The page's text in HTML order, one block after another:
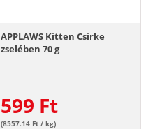
APPLAWS Kitten Csirke
zselében 70 g
599 Ft
(8557.14 Ft / kg)